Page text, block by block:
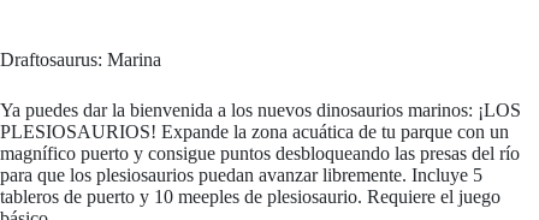
Draftosaurus: Marina
Ya puedes dar la bienvenida a los nuevos dinosaurios marinos: ¡LOS
PLESIOSAURIOS! Expande la zona acuática de tu parque con un
magnífico puerto y consigue puntos desbloqueando las presas del río
para que los plesiosaurios puedan avanzar libremente. Incluye 5
tableros de puerto y 10 meeples de plesiosaurio. Requiere el juego